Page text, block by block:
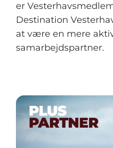
er
Destination
at være en mere
samarbejdspartner.